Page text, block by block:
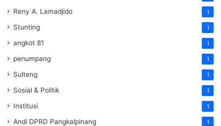
Reny A. Lamadjido 1
Stunting 1
angkot 81 1
penumpang 1
Sulteng 1
Sosial & Politik 1
Institusi 1
Andi DPRD Pangkalpinang 1